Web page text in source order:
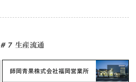
# 7 生産流通
師岡青果株式会社福岡営業所